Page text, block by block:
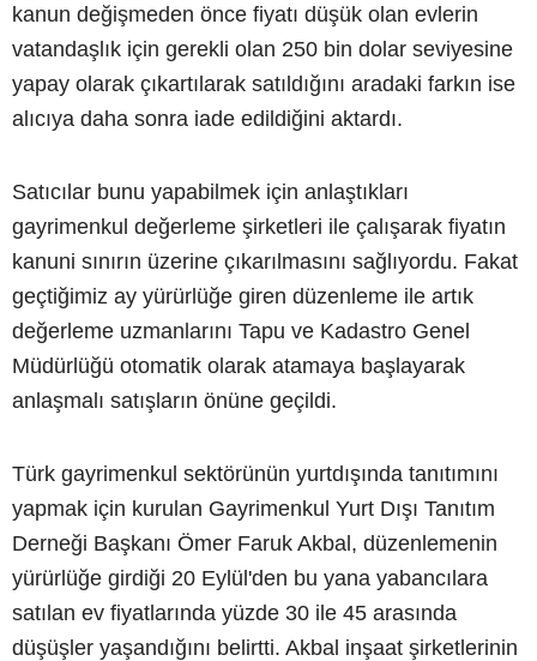
kanun değişmeden önce fiyatı düşük olan evlerin
vatandaşlık için gerekli olan 250 bin dolar seviyesine
yapay olarak çıkartılarak satıldığını aradaki farkın ise
alıcıya daha sonra iade edildiğini aktardı.
Satıcılar bunu yapabilmek için anlaştıkları
gayrimenkul değerleme şirketleri ile çalışarak fiyatın
kanuni sınırın üzerine çıkarılmasını sağlıyordu. Fakat
geçtiğimiz ay yürürlüğe giren düzenleme ile artık
değerleme uzmanlarını Tapu ve Kadastro Genel
Müdürlüğü otomatik olarak atamaya başlayarak
anlaşmalı satışların önüne geçildi.
Türk gayrimenkul sektörünün yurtdışında tanıtımını
yapmak için kurulan Gayrimenkul Yurt Dışı Tanıtım
Derneği Başkanı Ömer Faruk Akbal, düzenlemenin
yürürlüğe girdiği 20 Eylül'den bu yana yabancılara
satılan ev fiyatlarında yüzde 30 ile 45 arasında
düşüşler yaşandığını belirtti. Akbal inşaat şirketlerinin